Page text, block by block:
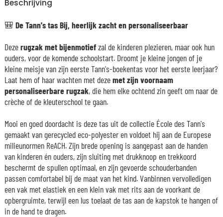
Beschrijving
🎒 De Tann's tas Bij, heerlijk zacht en personaliseerbaar
Dezerugzak met bijenmotiefzal de kinderen plezieren, maar ook hun
ouders, voor de komende schoolstart. Droomt je kleine jongen of je
kleine meisje van zijn eerste Tann's-boekentas voor het eerste leerjaar?
Laat hem of haar wachten met dezemet zijn voornaam
personaliseerbare rugzak, die hem elke ochtend zin geeft om naar de
crèche of de kleuterschool te gaan.
Mooi en goed doordacht is deze tas uit de collectie École des Tann's
gemaakt van gerecycled eco-polyester en voldoet hij aan de Europese
milieunormen ReACH. Zijn brede opening is aangepast aan de handen
van kinderen én ouders, zijn sluiting met drukknoop en trekkoord
beschermt de spullen optimaal, en zijn gevoerde schouderbanden
passen comfortabel bij de maat van het kind. Vanbinnen vervolledigen
een vak met elastiek en een klein vak met rits aan de voorkant de
opbergruimte, terwijl een lus toelaat de tas aan de kapstok te hangen of
in de hand te dragen.